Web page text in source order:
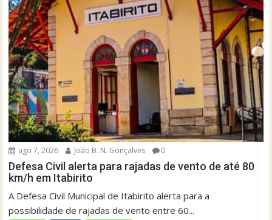
ago 7, 2026 João B. N. Gonçalves 0
Defesa Civil alerta para rajadas de vento de até 80
km/h em Itabirito
A Defesa Civil Municipal de Itabirito alerta para a
possibilidade de rajadas de vento entre 60...